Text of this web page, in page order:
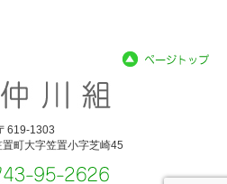
619-1303
町大字笠置小字芝崎45